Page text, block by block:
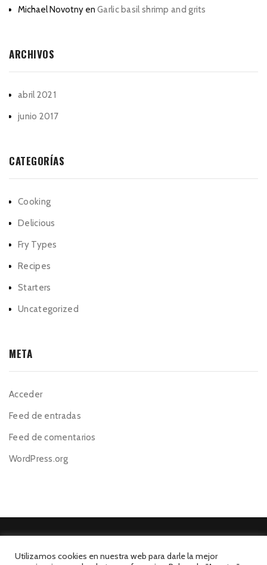
Michael Novotny en Garlic basil shrimp and grits
ARCHIVOS
abril 2021
junio 2017
CATEGORÍAS
Cooking
Delicious
Fry Types
Recipes
Starters
Uncategorized
META
Acceder
Feed de entradas
Feed de comentarios
WordPress.org
Utilizamos cookies en nuestra web para darle la mejor